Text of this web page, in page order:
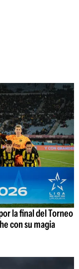
la final del Torneo
con su magia